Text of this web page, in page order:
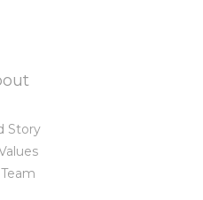
Story